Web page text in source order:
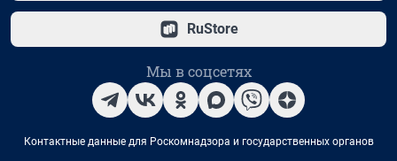
RuStore
Мы в соцсетях
Контактные данные для Роскомнадзора и государственных органов